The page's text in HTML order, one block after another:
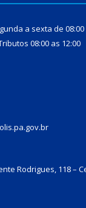
a sexta de
08:00 as 12:00
Rodrigues, 118 –